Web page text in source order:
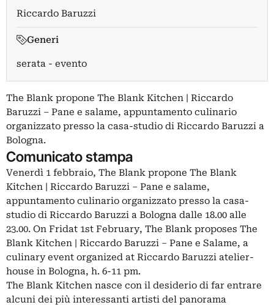
Riccardo Baruzzi
Generi
serata - evento
The Blank propone The Blank Kitchen | Riccardo
Baruzzi – Pane e salame, appuntamento culinario
organizzato presso la casa-studio di Riccardo Baruzzi a
Bologna.
Comunicato stampa
Venerdì 1 febbraio, The Blank propone The Blank
Kitchen | Riccardo Baruzzi – Pane e salame,
appuntamento culinario organizzato presso la casa-
studio di Riccardo Baruzzi a Bologna dalle 18.00 alle
23.00. On Fridat 1st February, The Blank proposes The
Blank Kitchen | Riccardo Baruzzi – Pane e Salame, a
culinary event organized at Riccardo Baruzzi atelier-
house in Bologna, h. 6-11 pm.
The Blank Kitchen nasce con il desiderio di far entrare
alcuni dei più interessanti artisti del panorama